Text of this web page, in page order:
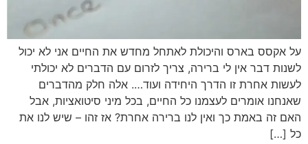
על אקסס בארס והיכולת לאתחל מחדש את החיים אני לא יכול
לשנות דבר אין לי ברירה, צריך לזרום עם הדברים לא יכולתי
לעשות אחרת זו הדרך היחידה ועוד…. אלה חלק מהדברים
שאנחנו אומרים לעצמנו כל החיים, בכל מיני סיטואציות, אבל
האם זה באמת כך ואין לנו ברירה אחרת? אז זהו – שיש לנו את
כל […]